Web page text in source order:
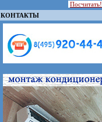
Посчитать!
КОНТАКТЫ